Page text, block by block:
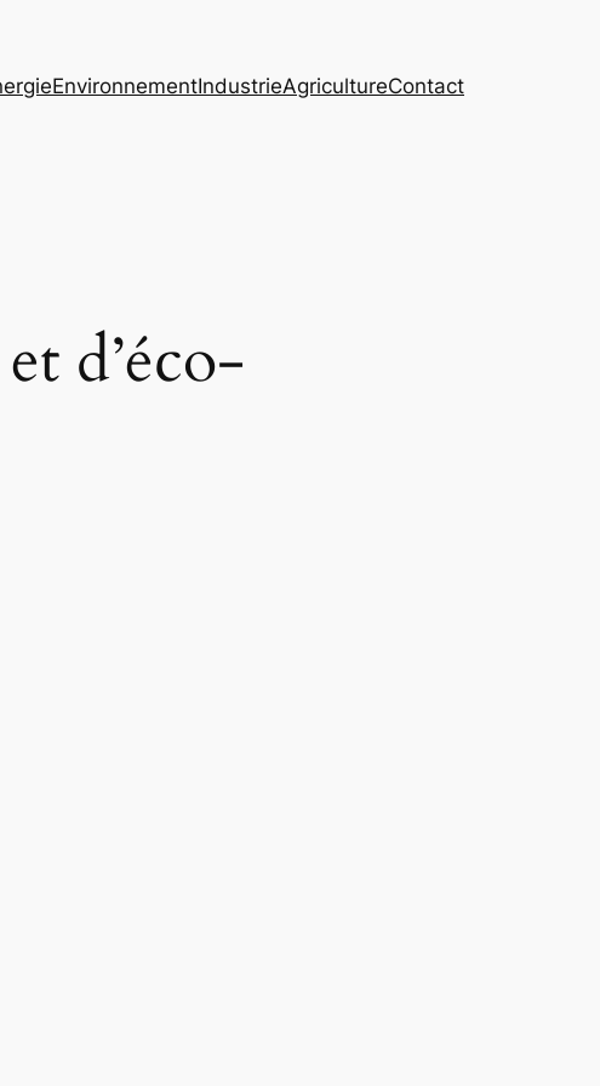
EnvironnementIndustrieAgricultureContact
d’éco-